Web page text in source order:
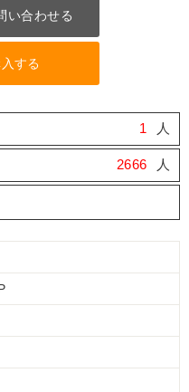
い合わせる
する
1 人
2666 人